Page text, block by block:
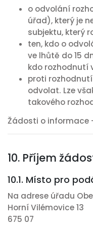
o odvolání
úřad), který je
subjektu, který
ten, kdo o
ve lhůtě do 15
kdo rozhodnutí
proti
odvolat. Lze
takového
Žádosti o informace
10. Příjem
10.1. Místo pro
Na adrese úřadu
Horní Vilémovice 13
675 07